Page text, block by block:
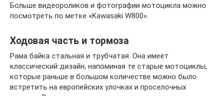
Больше видеороликов и фотографии мотоцикла можно
посмотреть по метке «Kawasaki W800».
Ходовая часть и тормоза
Рама байка стальная и трубчатая. Она имеет
классический дизайн, напоминая те старые мотоциклы,
которые раньше в большом количестве можно было
встретить на европейских улочках и проселочных